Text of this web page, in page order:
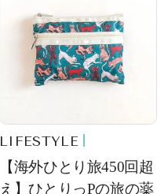
LIFESTYLE
【海外ひとり旅450回超
え】ひとりっPの旅の薬